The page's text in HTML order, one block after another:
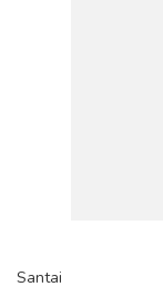
Santai